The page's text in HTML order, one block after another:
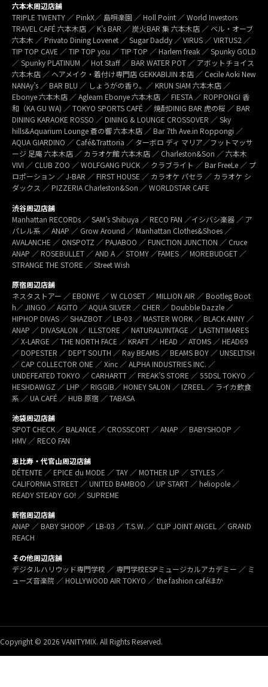
六本木周辺店舗
TRIPLE TWENTY ／ PinkX／ 島唄楽園 ／ Holl Point ／ World Investors
TRAVEL CAFÉ 六本木店 ／ K’s BAR ／ 炭火BAR 集 六本木店 ／ ベル・オーブ
六本木 ／ Privato Dining Lovenet ／ Sugar Daddy ／ VIRUS ／ VIRTUS2 ／
TIP TOP CAVE ／ TIP TOP you ／ TIP TOP ／ Harlem freak ／ Spunky GOLD
／ Spunky PLATINUM ／ Hot Staff ／ BAR WATER POT ／ アボットチョイス
六本木店 ／ ヘアメイク・着付け専門店 GEKKABIJIN 本店 ／ Cecile Aoki New
NANAy’s ／ BAR BLU ／ しょうがの香り。／ KRUN SIAM 六本木店 ／
Ebonye 六本木店 ／ Agleam Ebonye 六本木店 ／ FIESTA ／ ROPPONGI 香
和（KA GU WA) ／ TOKYO SPORTS CAFÉ ／ 焼酎DINIG BAR 虎の桜 ／ BAR
DINING KARAOKE ROSSO ／ DINING & LOUNGE CROSSOVER ／ Sky
hills&Aquarium Lounge 蒼の響 六本木店 ／ Bar 7th Ave.in Roppongi ／
AQUA GIARDINO ／ Café&Trattoria ／ ターボロ ディ マリア／フットマッサ
ージ 足庵 六本木店 ／ カラオケ館 六本木店 ／ Charleston&Son ／ 六本木
VIVI ／ CLUB ZOO ／ WOLFGANG PUCK ／ クラブライト ／ Bar FreeLe ／ プ
ロポーション ／ J-BAR ／ FIRST HOUSE ／ カラオケ パセラ ／ カラオケ シ
ダックス ／ PIZZERIA Charleston&Son ／ WORLDSTAR CAFE
渋谷周辺店舗
Manhattan RECORDs ／ SAM’s Shibuya ／ RECO FAN ／イシバシ楽器 ／ ア
パレル系 ／ ANAP ／ Grow Around ／ Manhattan Clothes&Shoes ／
AVALANCHE ／ ONSPOTZ ／ PAJABOO ／ FUNCTION JUNCTION ／ Cruce
ANAP ／ ROSEBULLET ／ AND A ／ STOMY ／FAMES ／ MOREBUDGET ／
STRANGE THE STORE ／ Street Wish
原宿周辺店舗
ネスタストアー ／ EBONYE ／ W CLOSET ／ MILLION AIR ／ Bootleg Boot
h／ JINGO ／ AGITO ／ AQUA SILVER ／ CHER ／ Doubble Dazzle ／
HIPHOP DIVAS ／ SHAZBOT ／ LB-03 ／ MASTER WORK ／ BLACK ANNY ／
ANAP ／ DIVASALON ／ ILLSTORE ／ NATURALVINTAGE ／ LASTNTIMARES
／ X-LARGE ／ THE NORTH FACE ／ KRAFT ／ HEAD ／ ATOMS ／ HEAD69
／ DOPESTER ／ DEPT SOUTH ／ Ray BEAMS ／ BEAMS BOY ／ UNSELTISH
／ CAP COLLECTOR ONE ／ Xinc ／ ALPHA INDUSTRIES INC. ／
UNDEFEATED TOKYO ／ CARHARTT ／ FREAK’S STORE ／ 55DSL TOKYO ／
HESHDAWGZ ／ LHP ／ RIGGIB／ HONEY SALON ／ IZREEL ／ ライカ飲食
系 ／ UA CAFÉ ／ HUB 原宿 ／ TABASA
池袋周辺店舗
SPOT CHECK ／ BALANCE ／ CROSSCORT ／ ANAP ／ BABYSHOOP ／
HMV ／ RECO FAN
恵比寿・代官山周辺店舗
DÉTENTE ／ EPICE du MODE ／ TAY ／ MOTHER LIP ／ STYLES ／
CALIFORNIA STREET ／ UNITED BAMBOO ／ UP START ／ heliopole ／
READY STEADY GO! ／ SUPREME
新宿周辺店舗
ANAP ／ BABY SHOOP ／ LB-03 ／ T.S.W. ／ CLIP JOINT ANGEL ／ GRAND
REACH
その他周辺店舗
デジタルハリウッド専門学校 ／ 専門学校ESPミュージカルアカデミー ／ ミ
ューズ音楽院 ／ HOLLYWOOD AIR TOKYO ／ the fashion caféほか
Copyright © 2026 VANITYMIX. All Rights Reserved.